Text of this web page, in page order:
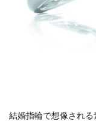
結婚指輪で想像される